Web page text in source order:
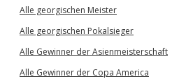
Alle georgischen Meister
Alle georgischen Pokalsieger
Alle Gewinner der Asienmeisterschaft
Alle Gewinner der Copa America